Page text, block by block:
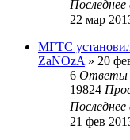
22 мар
МГТС
ZaNOzA » 20
6 Ответы
19824
21 фев